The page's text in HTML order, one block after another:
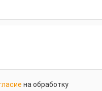
на обработку